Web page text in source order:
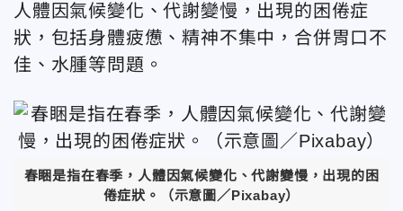
人體因氣候變化、代謝變慢，出現的困倦症
狀，包括身體疲憊、精神不集中，合併胃口不
佳、水腫等問題。
春睏是指在春季，人體因氣候變化、代謝變慢，出現的困
倦症狀。（示意圖／Pixabay）